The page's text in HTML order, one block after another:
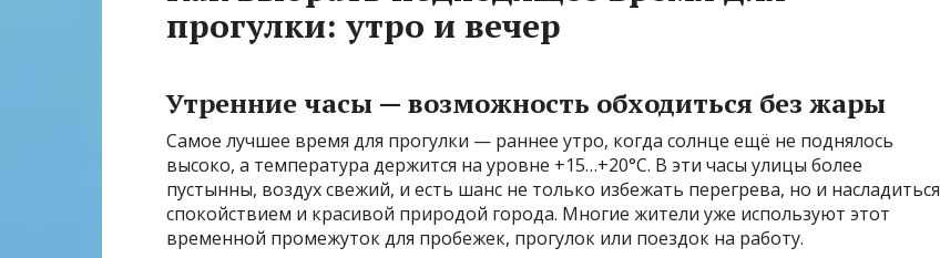
прогулки: утро и вечер
Утренние часы — возможность обходиться без жары
Самое лучшее время для прогулки — раннее утро, когда солнце ещё не поднялось
высоко, а температура держится на уровне +15…+20°C. В эти часы улицы более
пустынны, воздух свежий, и есть шанс не только избежать перегрева, но и насладиться
спокойствием и красивой природой города. Многие жители уже используют этот
временной промежуток для пробежек, прогулок или поездок на работу.